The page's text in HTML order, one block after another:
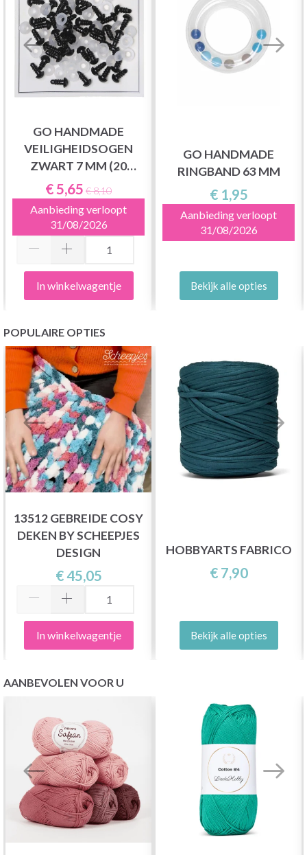
GO HANDMADE
VEILIGHEIDSOGEN
ZWART 7 MM (20
PAAR)
€ 5,65 € 8,10
Aanbieding verloopt
31/08/2026
In winkelwagentje
GO HANDMADE
RINGBAND 63 MM
€ 1,95
Aanbieding verloopt
31/08/2026
Bekijk alle opties
POPULAIRE OPTIES
13512 GEBREIDE COSY
DEKEN BY SCHEEPJES
DESIGN
€ 45,05
In winkelwagentje
HOBBYARTS FABRICO
€ 7,90
Bekijk alle opties
AANBEVOLEN VOOR U